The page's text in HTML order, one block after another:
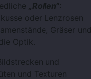
„Rollen“:
oder Lenzrosen
Gräser und
Optik.
und
und Texturen